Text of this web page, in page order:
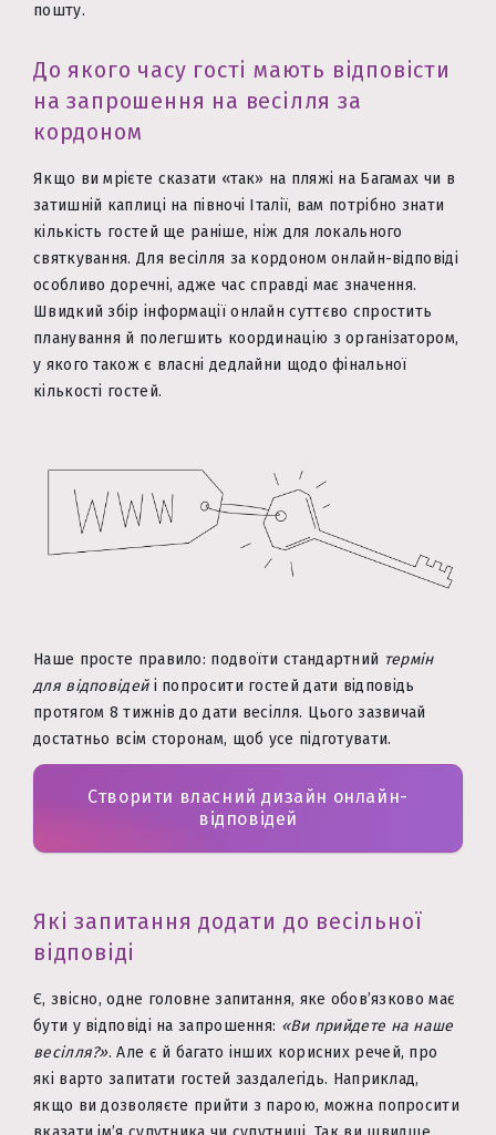
пошту.
До якого часу гості мають відповісти
на запрошення на весілля за
кордоном
Якщо ви мрієте сказати «так» на пляжі на Багамах чи в
затишній каплиці на півночі Італії, вам потрібно знати
кількість гостей ще раніше, ніж для локального
святкування. Для весілля за кордоном онлайн-відповіді
особливо доречні, адже час справді має значення.
Швидкий збір інформації онлайн суттєво спростить
планування й полегшить координацію з організатором,
у якого також є власні дедлайни щодо фінальної
кількості гостей.
Наше просте правило: подвоїти стандартний термін
для відповідейі попросити гостей дати відповідь
протягом 8 тижнів до дати весілля. Цього зазвичай
достатньо всім сторонам, щоб усе підготувати.
Створити власний дизайн онлайн-
відповідей
Які запитання додати до весільної
відповіді
Є, звісно, одне головне запитання, яке обов’язково має
бути у відповіді на запрошення: «Ви прийдете на наше
весілля?». Але є й багато інших корисних речей, про
які варто запитати гостей заздалегідь. Наприклад,
якщо ви дозволяєте прийти з парою, можна попросити